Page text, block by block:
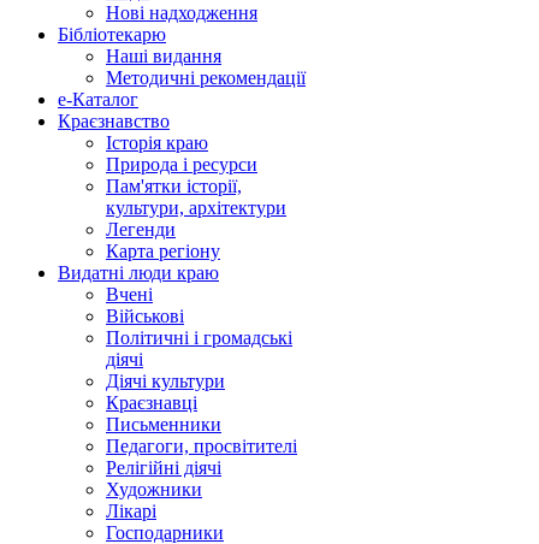
Нові надходження
Бібліотекарю
Наші видання
Методичні рекомендації
e-Каталог
Краєзнавство
Історія краю
Природа і ресурси
Пам'ятки історії,
культури, архітектури
Легенди
Карта регіону
Видатні люди краю
Вчені
Військові
Політичні і громадські
діячі
Діячі культури
Краєзнавці
Письменники
Педагоги, просвітителі
Релігійні діячі
Художники
Лікарі
Господарники